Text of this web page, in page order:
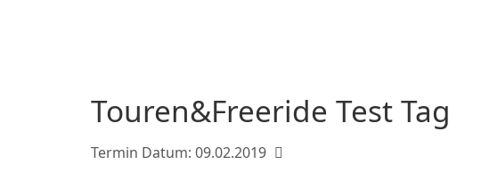
Touren&Freeride Test Tag
Termin Datum: 09.02.2019